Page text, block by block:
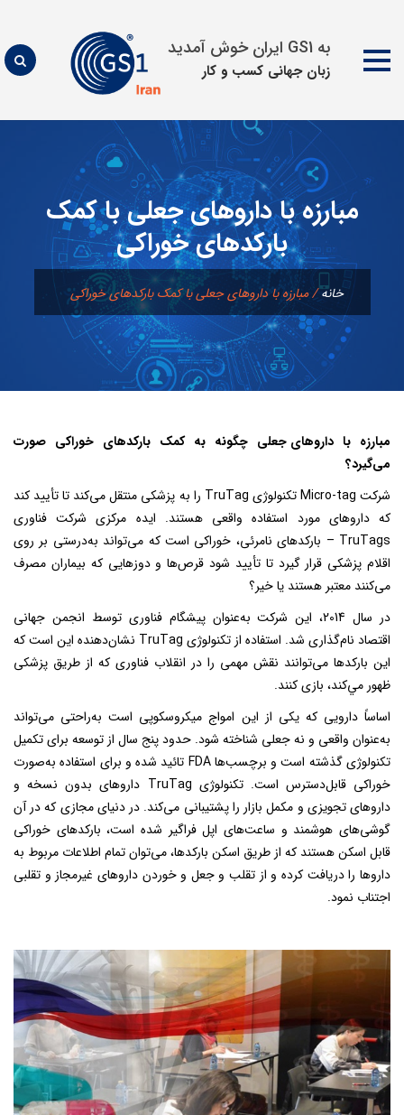
به GS1 ایران خوش آمدید
زبان جهانی كسب و كار
محتوا
مبارزه با داروهای جعلی با کمک
بارکدهای خوراکی
خانه/مبارزه با داروهای جعلی با کمک بارکدهای خوراکی
مبارزه با داروهای جعلی چگونه به کمک بارکدهای خوراکی صورت
می‌گیرد؟
شرکت Micro-tag تکنولوژی TruTag را به پزشکی منتقل می‌کند تا تأیید کند
که داروهای مورد استفاده واقعی هستند. ایده مرکزی شرکت فناوری
TruTags – بارکدهای نامرئی، خوراکی است که می‌تواند به‌درستی بر روی
اقلام پزشکی قرار گیرد تا تأیید شود قرص‌ها و دوزهایی که بیماران مصرف
می‌کنند معتبر هستند یا خیر؟
در سال 2014، این شرکت به‌عنوان پیشگام فناوری توسط انجمن جهانی
اقتصاد نام‌گذاری شد. استفاده از تکنولوژی TruTag نشان‌دهنده این است که
این بارکدها می‌توانند نقش مهمی را در انقلاب فناوری که از طریق پزشکی
ظهور مي‌كند، بازی کنند.
اساساً دارویی که یکی از این امواج میکروسکوپی است به‌راحتی می‌تواند
به‌عنوان واقعی و نه جعلی شناخته شود. حدود پنج سال از توسعه برای تکمیل
تکنولوژی گذشته است و برچسب‌ها FDA تائید شده و برای استفاده به‌صورت
خوراکی قابل‌دسترس است. تکنولوژی TruTag داروهای بدون نسخه و
داروهای تجویزی و مکمل بازار را پشتیبانی می‌کند. در دنیای مجازی که در آن
گوشی‌های هوشمند و ساعت‌های اپل فراگیر شده است، بارکدهای خوراکی
قابل اسکن هستند که از طریق اسکن بارکدها، می‌توان تمام اطلاعات مربوط به
داروها را دریافت کرده و از تقلب و جعل و خوردن داروهای غیرمجاز و تقلبی
اجتناب نمود.